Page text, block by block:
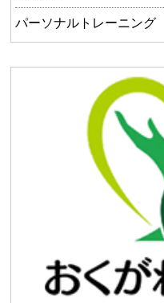
パーソナルトレーニング